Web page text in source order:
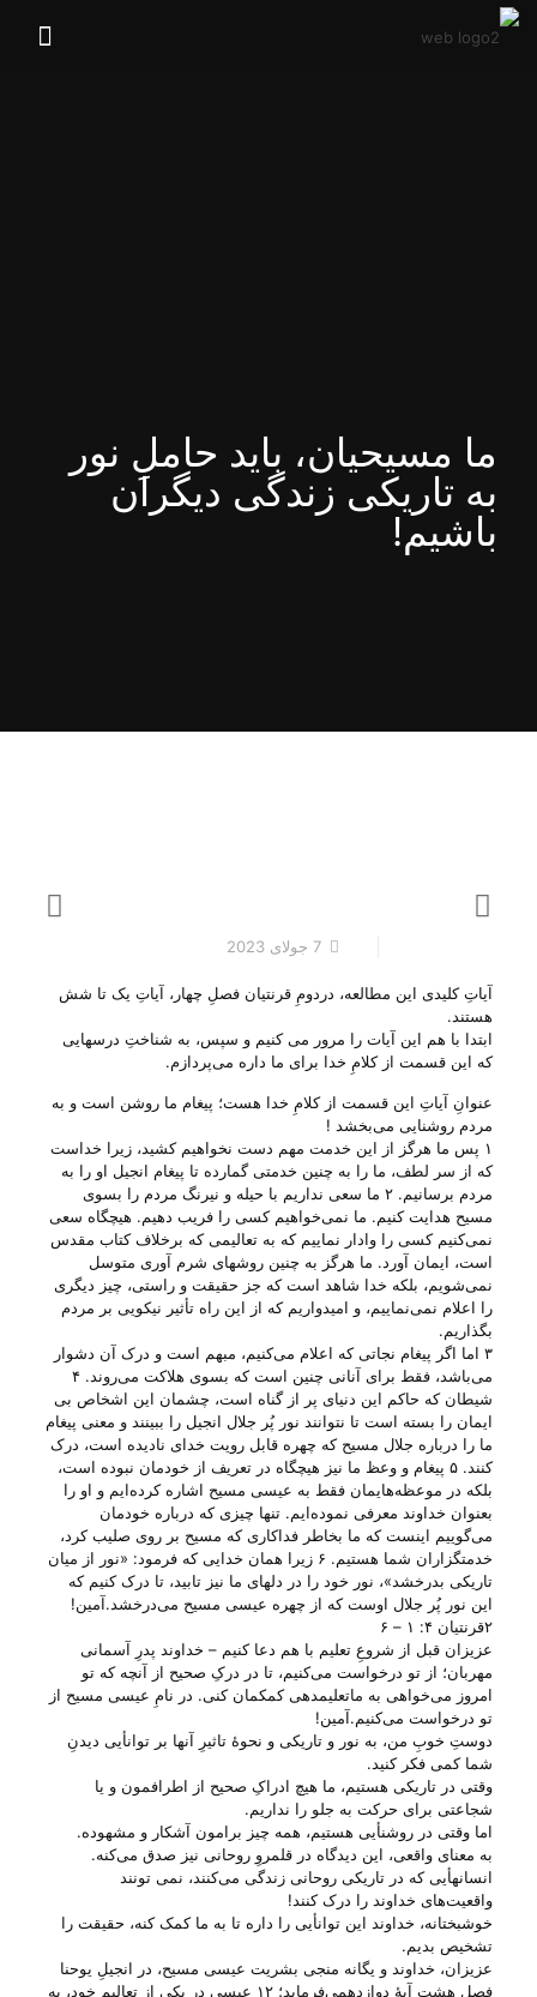
ما مسیحیان، باید حاملِ نور
به تاریکی زندگی دیگران
باشیم!
7 جولای 2023
آیاتِ کلیدی این مطالعه، دردومِ قرنتیان فصلِ چهار، آیاتِ یک تا شش
هستند.
ابتدا با هم این آیات را مرور می کنیم و سپس، به شناختِ درسهایی
که این قسمت از کلامِ خدا برای ما داره می‌‌پردازم.
عنوانِ آیاتِ این قسمت از کلامِ خدا هست؛ پیغام ما روشن است و به
مردم روشنایی می‌بخشد !
۱ پس ما هرگز از این خدمت مهم دست نخواهیم کشید، زیرا خداست
که از سر لطف، ما را به چنین خدمتی گمارده تا پیغام انجیل او را به
مردم برسانیم. ۲ ما سعی نداریم با حیله و نیرنگ مردم را بسوی
مسیح هدایت کنیم. ما نمی‌خواهیم کسی را فریب دهیم. هیچگاه سعی
نمی‌کنیم کسی را وادار نماییم که به تعالیمی که برخلاف کتاب مقدس
است، ایمان آورد. ما هرگز به چنین روشهای شرم آوری متوسل
نمی‌شویم، بلکه خدا شاهد است که جز حقیقت و راستی، چیز دیگری
را اعلام نمی‌نماییم، و امیدواریم که از این راه تأثیر نیکویی بر مردم
بگذاریم.
۳ اما اگر پیغام نجاتی که اعلام می‌کنیم، مبهم است و درک آن دشوار
می‌باشد، فقط برای آنانی چنین است که بسوی هلاکت می‌روند. ۴
شیطان که حاکم این دنیای پر از گناه است، چشمان این اشخاص بی
ایمان را بسته است تا نتوانند نور پُر جلال انجیل را ببینند و معنی پیغام
ما را درباره جلال مسیح که چهره قابل رویت خدای نادیده است، درک
کنند. ۵ پیغام و وعظ ما نیز هیچگاه در تعریف از خودمان نبوده است،
بلکه در موعظه‌هایمان فقط به عیسی مسیح اشاره کرده‌ایم و او را
بعنوان خداوند معرفی نموده‌ایم. تنها چیزی که درباره خودمان
می‌گوییم اینست که ما بخاطر فداکاری که مسیح بر روی صلیب کرد،
خدمتگزاران شما هستیم. ۶ زیرا همان خدایی که فرمود: «نور از میان
تاریکی بدرخشد»‌، نور خود را در دلهای ما نیز تابید، تا درک کنیم که
این نور پُر جلال اوست که از چهره عیسی مسیح می‌درخشد.آمین!
۲قرنتیان ۴: ۱ – ۶
عزیزان قبل از شروعِ تعلیم با هم دعا کنیم – خداوند پدرِ آسمانی
مهربان؛ از تو درخواست می‌‌کنیم، تا در درکِ صحیح از آنچه که تو
امروز می‌‌خواهی به ماتعلیمدهی کمکمان کنی. در نامِ عیسی مسیح از
تو درخواست می‌‌کنیم.آمین!
دوستِ خوبِ من، به نور و تاریکی و نحوهٔ تاثیرِ آنها بر توانأیی دیدنِ
شما کمی فکر کنید.
وقتی در تاریکی هستیم، ما هیچ ادراکِ صحیح از اطرافمون و یا
شجاعتی برای حرکت به جلو را نداریم.
اما وقتی در روشنأیی هستیم، همه چیز برامون آشکار و مشهوده.
به معنای واقعی، این دیدگاه در قلمروِ روحانی نیز صدق می‌‌کنه.
انسانهأیی که در تاریکی روحانی زندگی می‌‌کنند، نمی تونند
واقعیت‌های خداوند را درک کنند!
خوشبختانه، خداوند این توانأیی را داره تا به ما کمک کنه، حقیقت را
تشخیص بدیم.
عزیزان، خداوند و یگانه منجی بشریت عیسی مسیح، در انجیلِ یوحنا
فصلِ هشت آیهٔ دوازدهمی‌‌فرماید؛ ۱۲ عیسی در یکی از تعالیم خود، به